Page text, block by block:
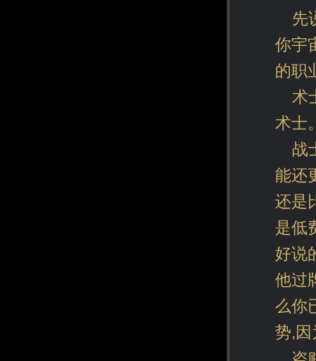
先
你宇
的职
术
术士
战
能还
还是
是低
好说
他过
么你
势,因